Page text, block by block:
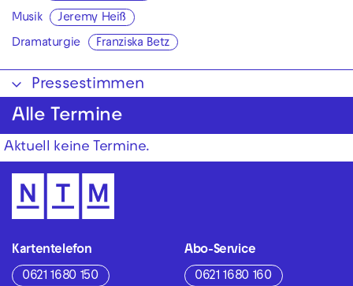
Musik Jeremy Heiß
Dramaturgie Franziska Betz
Pressestimmen
Alle Termine
Aktuell keine Termine.
Kartentelefon
0621 1680 150
Abo-Service
0621 1680 160